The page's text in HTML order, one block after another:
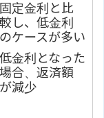
固定金利と比
較し、低金利
のケースが多い
低金利となった
場合、返済額
が減少